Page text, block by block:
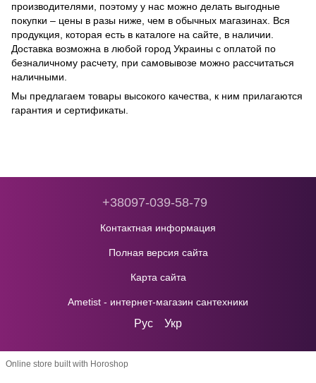
производителями, поэтому у нас можно делать выгодные
покупки – цены в разы ниже, чем в обычных магазинах. Вся
продукция, которая есть в каталоге на сайте, в наличии.
Доставка возможна в любой город Украины с оплатой по
безналичному расчету, при самовывозе можно рассчитаться
наличными.
Мы предлагаем товары высокого качества, к ним прилагаются
гарантия и сертификаты.
+38097-039-58-79
Контактная информация
Полная версия сайта
Карта сайта
Ametist - интернет-магазин сантехники
Рус Укр
Online store built with Horoshop